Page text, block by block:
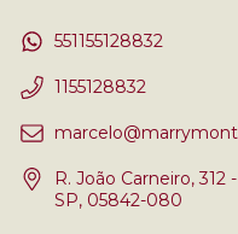
551155128832
1155128832
R. João Carneiro,
SP, 05842-080